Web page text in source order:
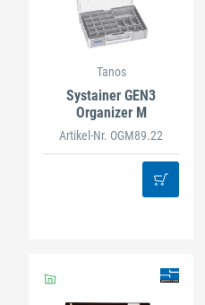
Tanos
Systainer GEN3
Organizer M
Artikel-Nr. OGM89.22